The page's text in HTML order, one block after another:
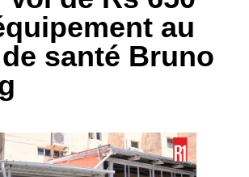
au
santé Bruno